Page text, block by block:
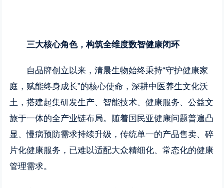
三大核心角色，构筑全维度数智健康闭环
自品牌创立以来，清晨生物始终秉持“守护健康家
庭，赋能终身成长”的核心使命，深耕中医养生文化沃
土，搭建起集研发生产、智能技术、健康服务、公益文
旅于一体的全产业链布局。随着国民亚健康问题普遍凸
显、慢病预防需求持续升级，传统单一的产品售卖、碎
片化健康服务，已难以适配大众精细化、常态化的健康
管理需求。